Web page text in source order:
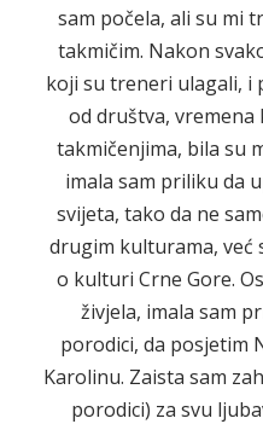
sam počela, ali su mi
takmičim. Nakon
koji su treneri ulagali, i
od društva, vremena
takmičenjima, bila su
imala sam priliku da
svijeta, tako da ne
drugim kulturama, već
o kulturi Crne Gore.
živjela, imala sam
porodici, da posjetim
Karolinu. Zaista sam
porodici) za svu